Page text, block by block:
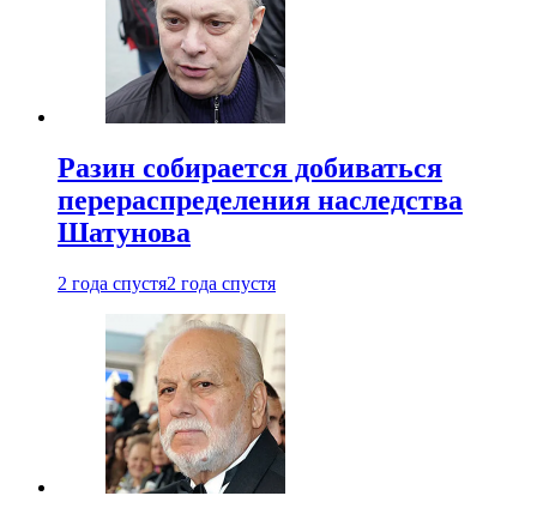
Разин собирается добиваться
перераспределения наследства
Шатунова
2 года спустя2 года спустя